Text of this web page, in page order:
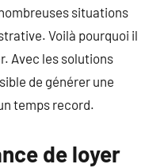
situations
Voilà pourquoi il
Avec les solutions
de générer une
temps record.
de loyer